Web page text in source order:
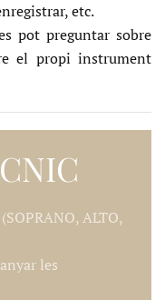
etc.
pot preguntar sobre
el propi instrument
ALTO,
les